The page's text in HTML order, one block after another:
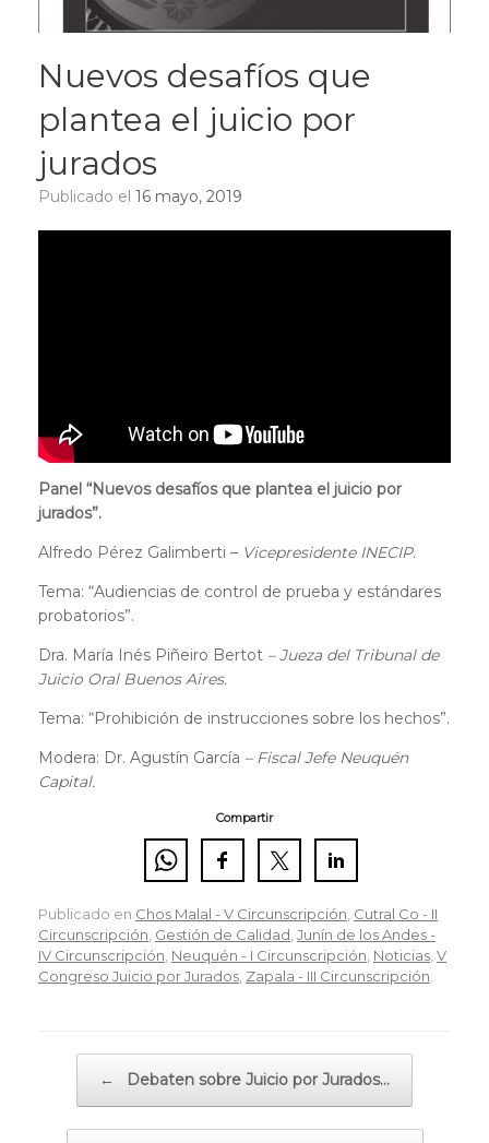
Nuevos desafíos que
plantea el juicio por
jurados
Publicado el 16 mayo, 2019
Panel “Nuevos desafíos que plantea el juicio por
jurados”.
Alfredo Pérez Galimberti – Vicepresidente INECIP.
Tema: “Audiencias de control de prueba y estándares
probatorios”.
Dra. María Inés Piñeiro Bertot – Jueza del Tribunal de
Juicio Oral Buenos Aires.
Tema: “Prohibición de instrucciones sobre los hechos”.
Modera: Dr. Agustín García – Fiscal Jefe Neuquén
Capital.
Compartir
Publicado en Chos Malal - V Circunscripción Cutral Co - II
Circunscripción Gestión de Calidad Junín de los Andes -
IV Circunscripción Neuquén - I Circunscripción Noticias V
Congreso Juicio por Jurados Zapala - III Circunscripción
← Debaten sobre Juicio por Jurados…